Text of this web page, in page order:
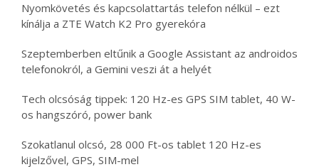
Nyomkövetés és kapcsolattartás telefon nélkül – ezt
kínálja a ZTE Watch K2 Pro gyerekóra
Szeptemberben eltűnik a Google Assistant az androidos
telefonokról, a Gemini veszi át a helyét
Tech olcsóság tippek: 120 Hz-es GPS SIM tablet, 40 W-
os hangszóró, power bank
Szokatlanul olcsó, 28 000 Ft-os tablet 120 Hz-es
kijelzővel, GPS, SIM-mel